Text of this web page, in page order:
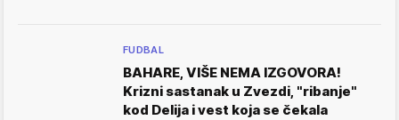
FUDBAL
BAHARE, VIŠE NEMA IZGOVORA!
Krizni sastanak u Zvezdi, "ribanje"
kod Delija i vest koja se čekala